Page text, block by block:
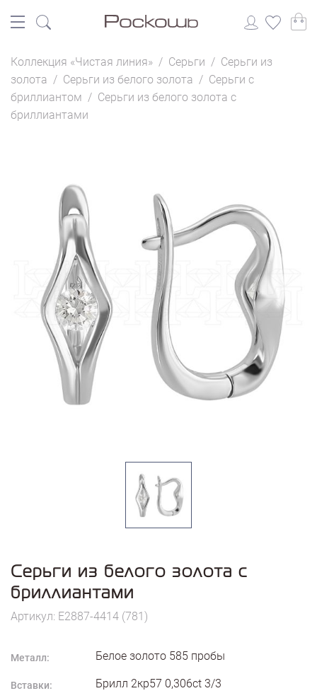
Коллекция «Чистая линия» / Серьги / Серьги из
золота / Серьги из белого золота / Серьги с
бриллиантом / Серьги из белого золота с
бриллиантами
Серьги из белого золота с
бриллиантами
Артикул: E2887-4414 (781)
Металл: Белое золото 585 пробы
Вставки: Брилл 2кр57 0,306ct 3/3